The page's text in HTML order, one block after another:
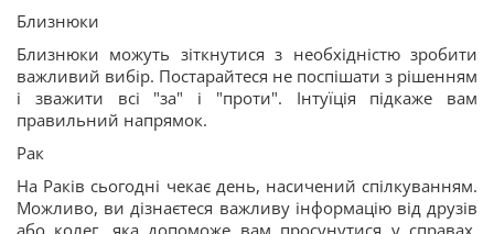
Близнюки
Близнюки можуть зіткнутися з необхідністю зробити
важливий вибір. Постарайтеся не поспішати з рішенням
і зважити всі "за" і "проти". Інтуїція підкаже вам
правильний напрямок.
Рак
На Раків сьогодні чекає день, насичений спілкуванням.
Можливо, ви дізнаєтеся важливу інформацію від друзів
або колег, яка допоможе вам просунутися у справах.